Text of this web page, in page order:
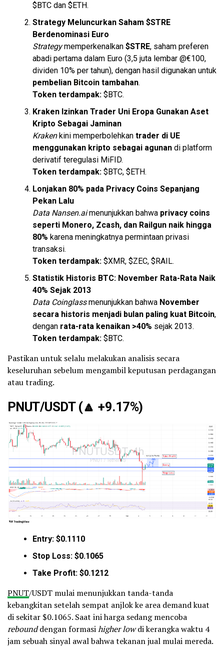
$BTC dan $ETH.
Strategy Meluncurkan Saham $STRE
Berdenominasi Euro
Strategymemperkenalkan $STRE, saham preferen
abadi pertama dalam Euro (3,5 juta lembar @€100,
dividen 10% per tahun), dengan hasil digunakan untuk
pembelian Bitcoin tambahan.
Token terdampak: $BTC.
Kraken Izinkan Trader Uni Eropa Gunakan Aset
Kripto Sebagai Jaminan
Krakenkini memperbolehkan trader di UE
menggunakan kripto sebagai agunan di platform
derivatif teregulasi MiFID.
Token terdampak: $BTC, $ETH.
Lonjakan 80% pada Privacy Coins Sepanjang
Pekan Lalu
Data Nansen.aimenunjukkan bahwa privacy coins
seperti Monero, Zcash, dan Railgun naik hingga
80% karena meningkatnya permintaan privasi
transaksi.
Token terdampak: $XMR, $ZEC, $RAIL.
Statistik Historis BTC: November Rata-Rata Naik
40% Sejak 2013
Data Coinglassmenunjukkan bahwa November
secara historis menjadi bulan paling kuat Bitcoin,
dengan rata-rata kenaikan >40% sejak 2013.
Token terdampak: $BTC.
Pastikan untuk selalu melakukan analisis secara
keseluruhan sebelum mengambil keputusan perdagangan
atau trading.
PNUT/USDT (🔼 +9.17%)
Entry: $0.1110
Stop Loss: $0.1065
Take Profit: $0.1212
PNUT/USDT mulai menunjukkan tanda-tanda
kebangkitan setelah sempat anjlok ke area demand kuat
di sekitar $0.1065. Saat ini harga sedang mencoba
rebounddengan formasihigher lowdi kerangka waktu 4
jam sebuah sinyal awal bahwa tekanan jual mulai mereda.